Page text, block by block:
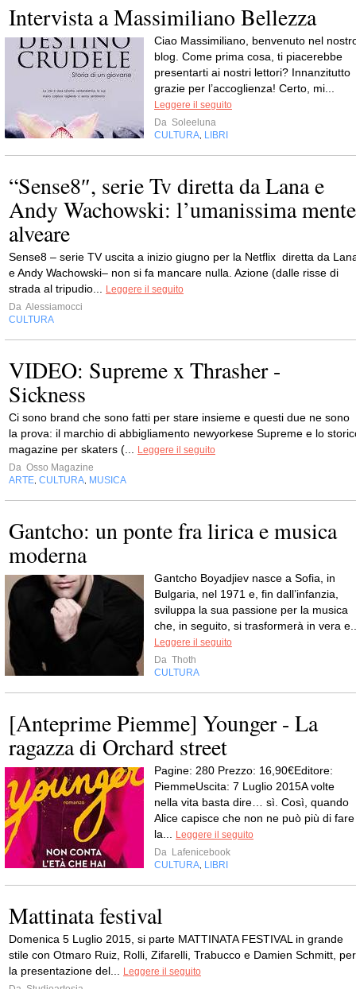
Intervista a Massimiliano Bellezza
Ciao Massimiliano, benvenuto nel
blog. Come prima cosa, ti piacerebbe
presentarti ai nostri lettori? Innanzitutto
grazie per l’accoglienza! Certo, mi...
Leggere il seguito
Da Soleeluna
CULTURA LIBRI
“Sense8″, serie Tv diretta da Lana e
Andy Wachowski: l’umanissima mente
alveare
Sense8 – serie TV uscita a inizio giugno per la Netflix diretta da
e Andy Wachowski– non si fa mancare nulla. Azione (dalle risse di
strada al tripudio...
Leggere il seguito
Da Alessiamocci
CULTURA
VIDEO: Supreme x Thrasher -
Sickness
Ci sono brand che sono fatti per stare insieme e questi due ne sono
la prova: il marchio di abbigliamento newyorkese Supreme e lo
magazine per skaters (...
Leggere il seguito
Da Osso Magazine
ARTE CULTURA MUSICA
Gantcho: un ponte fra lirica e musica
moderna
Gantcho Boyadjiev nasce a Sofia, in
Bulgaria, nel 1971 e, fin dall’infanzia,
sviluppa la sua passione per la musica
che, in seguito, si trasformerà in vera
Leggere il seguito
Da Thoth
CULTURA
[Anteprime Piemme] Younger - La
ragazza di Orchard street
Pagine: 280 Prezzo: 16,90€Editore:
PiemmeUscita: 7 Luglio 2015A volte
nella vita basta dire… sì. Così, quando
Alice capisce che non ne può più di fare
la...
Leggere il seguito
Da Lafenicebook
CULTURA LIBRI
Mattinata festival
Domenica 5 Luglio 2015, si parte MATTINATA FESTIVAL in grande
stile con Otmaro Ruiz, Rolli, Zifarelli, Trabucco e Damien Schmitt, per
la presentazione del...
Leggere il seguito